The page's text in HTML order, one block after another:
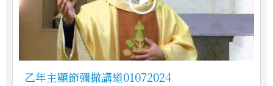
乙年主顯節彌撒講道01072024